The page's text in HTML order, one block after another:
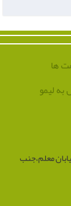
ها
لیمو
معلم،جنب